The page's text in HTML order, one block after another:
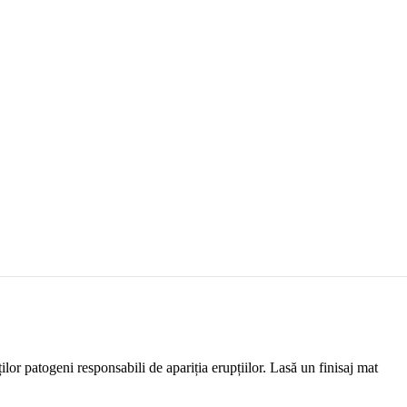
patogeni responsabili de apariția erupțiilor. Lasă un finisaj mat